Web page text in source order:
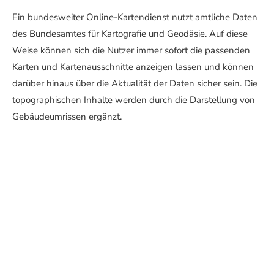
Ein bundesweiter Online-Kartendienst nutzt amtliche Daten
des Bundesamtes für Kartografie und Geodäsie. Auf diese
Weise können sich die Nutzer immer sofort die passenden
Karten und Kartenausschnitte anzeigen lassen und können
darüber hinaus über die Aktualität der Daten sicher sein. Die
topographischen Inhalte werden durch die Darstellung von
Gebäudeumrissen ergänzt.